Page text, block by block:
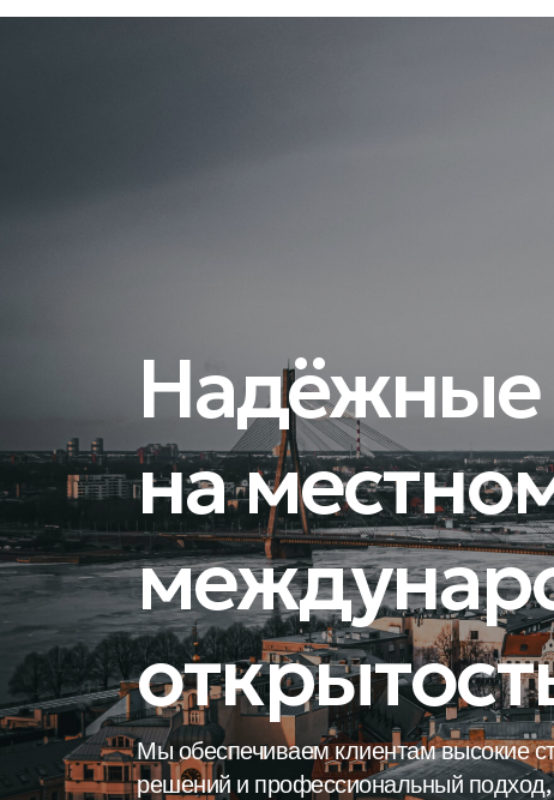
Надёжные
на
Мы обеспечиваем клиентам высокие
решений и профессиональный